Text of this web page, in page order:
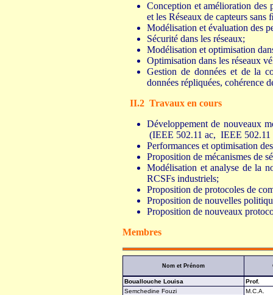
Conception et amélioration des
et les Réseaux de capteurs sans
Modélisation et évaluation des
Sécurité dans les réseaux;
Modélisation et optimisation
Optimisation dans les réseaux
Gestion de données et de la
données répliquées, cohérence
II.2 Travaux en cours
Développement de nouveaux
(IEEE 502.11 ac, IEEE 502.11
Performances et optimisation
Proposition de mécanismes de
Modélisation et analyse de la
RCSFs industriels;
Proposition de protocoles de
Proposition de nouvelles
Proposition de nouveaux
Membres
Nom et Prénom
Bouallouche Louisa
Prof.
Semchedine Fouzi
M.C.A.